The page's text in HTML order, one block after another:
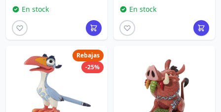
En stock En stock
Rebajas
-25%